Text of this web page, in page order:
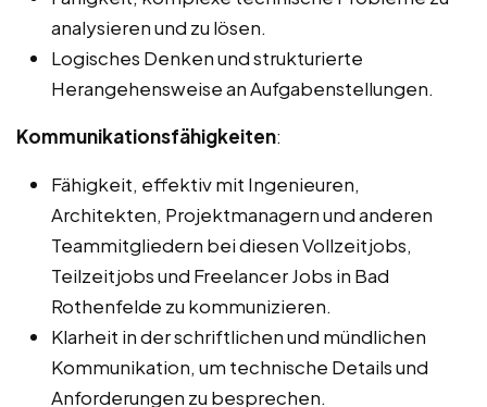
analysieren und zu lösen.
Logisches Denken und strukturierte
Herangehensweise an Aufgabenstellungen.
Kommunikationsfähigkeiten:
Fähigkeit, effektiv mit Ingenieuren,
Architekten, Projektmanagern und anderen
Teammitgliedern bei diesen Vollzeitjobs,
Teilzeitjobs und Freelancer Jobs in Bad
Rothenfelde zu kommunizieren.
Klarheit in der schriftlichen und mündlichen
Kommunikation, um technische Details und
Anforderungen zu besprechen.